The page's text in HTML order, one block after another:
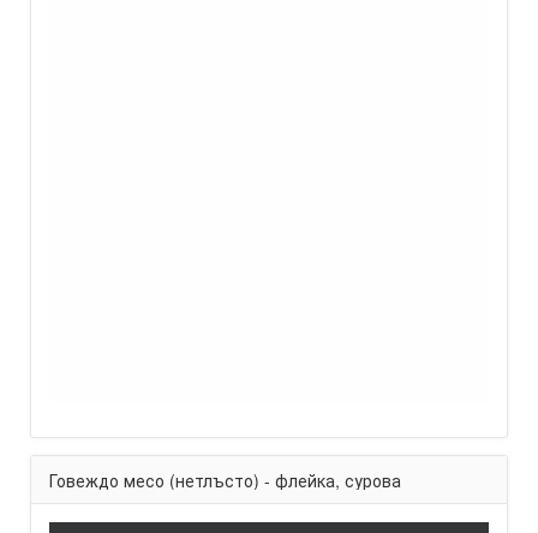
Говеждо месо (нетлъсто) - флейка, сурова